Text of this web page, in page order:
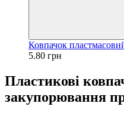
Ковпачок
5.80 грн
Пластикові
закупорювання